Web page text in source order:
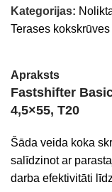
Kategorijas:
Terases kokskrūves
Apraksts
Fastshifter
4,5×55, T20
Šāda veida koka
salīdzinot ar
darba efektivitāti